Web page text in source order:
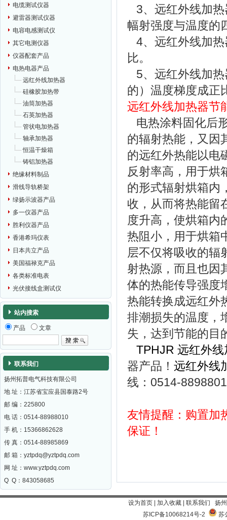
电缆测试仪器
避雷器测试仪器
电容电感测试仪
其它电测仪器
仪器配套产品
电热电器产品
远红外线加热器
硅橡胶加热带
油筒加热器
石英加热器
管状电加热器
轴承加热器
恒温干燥箱
铸铝加热器
绝缘材料制品
滑线导轨桥架
绿扬示波器产品
多一仪器产品
胜利仪器产品
香港希玛仪表
日本共立产品
美国福禄克产品
各类标准电表
光伏接线盒测试仪
站内搜索
产品 文章
联系我们
扬州拓普电气科技有限公司
地 址：江苏省宝应县国泰路2号
邮 编： 225800
电 话：0514-88988010
手 机：15366862628
传 真：0514-88985869
邮 箱： yztpdq@yztpdq.com
网 址： www.yztpdq.com
Q Q：843058685
3、远红外线加热
幅射强度与温度的
4、远红外线加热
比。
5、远红外线加热
的）温度梯
远红外线加热器节
电热涂料固化后
的辐射热能，又因
的远红外热能以电
反射率高，用于烘
的形式辐射烘箱内
收，从而将热能留
度升高，使烘箱内
热阻小，用于烘箱
层不仅将吸收的辐
射热源，而且也因
体的热能传导强度
热能转换成远红外
排潮损失的温度，
失，达到节能的目
TPHJR 远红外线
器产品！ 远红外线
线：0514-
友情提醒：购置加
保证！
设为首页 加入收藏 联系我们 扬
苏ICP备10068214号-2
苏